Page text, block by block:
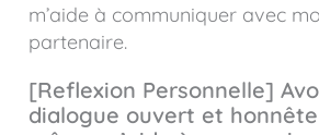
m’aide à communiquer avec
partenaire.
[Reflexion Personnelle]
dialogue ouvert et